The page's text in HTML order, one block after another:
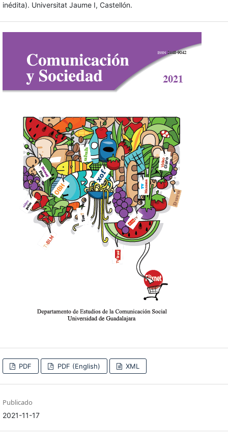
inédita). Universitat Jaume I, Castellón.
PDF PDF (English) XML
Publicado
2021-11-17